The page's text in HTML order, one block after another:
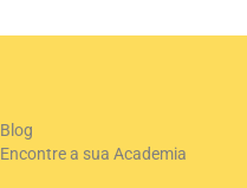
Blog
Encontre a sua Academia